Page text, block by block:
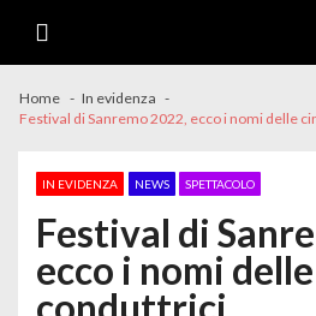
Home
In evidenza
Festival di Sanremo 2022, ecco i nomi delle
IN EVIDENZA NEWS SPETTACOLO
Festival di
ecco i nomi